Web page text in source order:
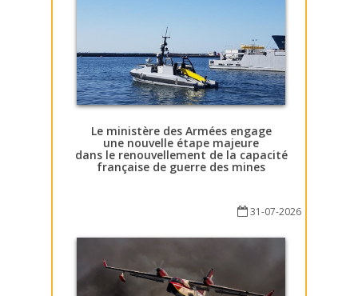
Le ministère des Armées engage
une nouvelle étape majeure
dans le renouvellement de la capacité
française de guerre des mines
31-07-2026